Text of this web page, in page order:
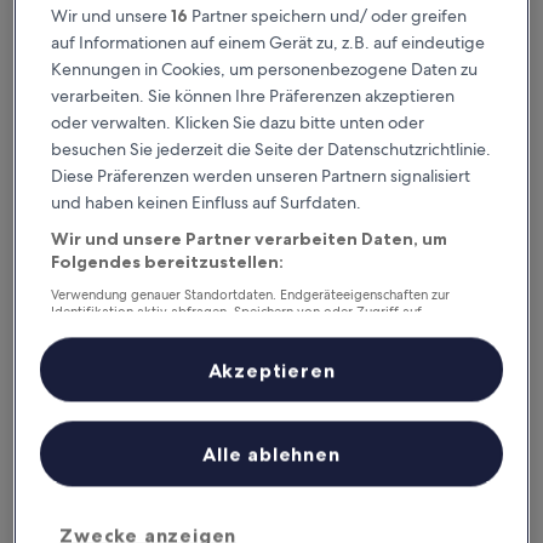
Roermond entfernt. Gästebewertung: 9,2/10 — Wunderbar.
Empfohlene Unterkünfte
Preis (aufsteigend)
Deine Ausgangsbasis nahe
Bahnhof Roermond
De Pastorie Bed & Breakfast
De Pastorie Bed & Breakfast
2.0-
De Pastorie Bed & Breakfast
Wir und unsere16 Partner speichern und/ oder greifen
auf Informationen auf einem Gerät zu, z.B. auf eindeutige
Kennungen in Cookies, um personenbezogene Daten zu
verarbeiten. Sie können Ihre Präferenzen akzeptieren
oder verwalten. Klicken Sie dazu bitte unten oder
besuchen Sie jederzeit die Seite der Datenschutzrichtlinie.
Diese Präferenzen werden unseren Partnern signalisiert
und haben keinen Einfluss auf Surfdaten.
Wir und unsere Partner verarbeiten Daten, um
Folgendes bereitzustellen:
Verwendung genauer Standortdaten. Endgeräteeigenschaften zur
Identifikation aktiv abfragen. Speichern von oder Zugriff auf
Inhalte, Messung von Werbeleistung und der Performance von Inhalten,
Zielgruppenforschung sowie Entwicklung und Verbesserung von
Liste der Partner (Lieferanten)
Zwecke anzeigen
Alle ablehnen
Akzeptieren